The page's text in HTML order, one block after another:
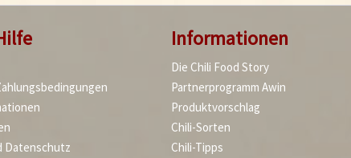
Datenschutz
Informationen
Die Chili Food Story
Partnerprogramm Awin
Produktvorschlag
Chili-Sorten
Chili-Tipps